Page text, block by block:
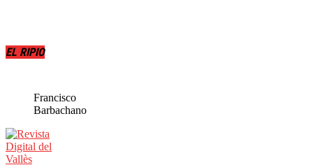
EL RIPIO
Francisco
Barbachano